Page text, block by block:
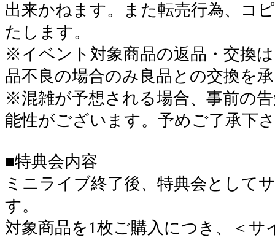
出来かねます。また転売行為、コ
たします。
※イベント対象商品の返品・交換
品不良の場合のみ良品との交換を
※混雑が予想される場合、事前の
能性がございます。予めご了承下
■特典会内容
ミニライブ終了後、特典会として
す。
対象商品を1枚ご購入につき、＜サ